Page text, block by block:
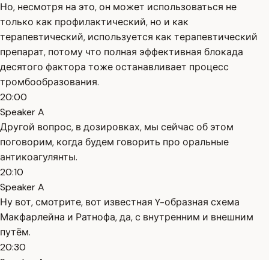
Но, несмотря на это, он может использоваться не
только как профилактический, но и как
терапевтический, используется как терапевтический
препарат, потому что полная эффективная блокада
десятого фактора тоже останавливает процесс
тромбообразования.
20:00
Speaker A
Другой вопрос, в дозировках, мы сейчас об этом
поговорим, когда будем говорить про оральные
антикоагулянты.
20:10
Speaker A
Ну вот, смотрите, вот известная Y-образная схема
Макфарлейна и Ратнофа, да, с внутренним и внешним
путём.
20:30